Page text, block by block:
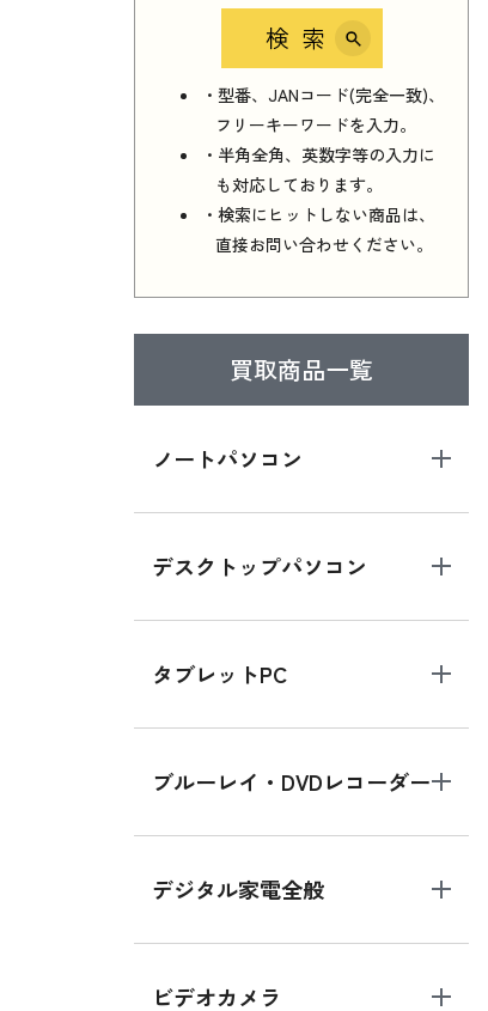
検索
・型番、JANコード(完全一致)、
フリーキーワードを入力。
・半角全角、英数字等の入力に
も対応しております。
・検索にヒットしない商品は、
直接お問い合わせください。
買取商品一覧
ノートパソコン
デスクトップパソコン
タブレットPC
ブルーレイ・DVDレコーダー
デジタル家電全般
ビデオカメラ